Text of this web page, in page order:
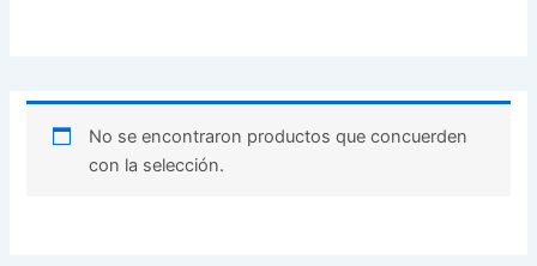
No se encontraron productos que concuerden
con la selección.